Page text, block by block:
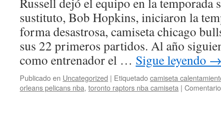
sustituto, Bob Hopkins, iniciaron la
forma desastrosa, camiseta chicago
sus 22 primeros partidos. Al año
como entrenador el … Sigue leyendo
Publicado en Uncategorized | Etiquetadocamiseta
orleans pelicans nba, toronto raptors nba camiseta |